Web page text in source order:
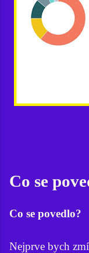
Co se
Co se povedlo?
Nejprve bych